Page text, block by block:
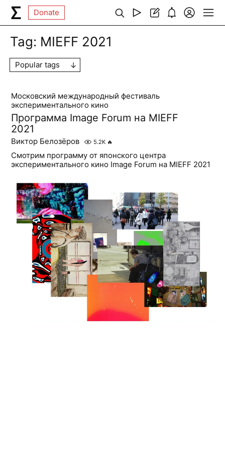
Donate
Tag: MIEFF 2021
Popular tags
Московский международный фестиваль
экспериментального кино
Программа Image Forum на MIEFF
2021
Виктор Белозёров 5.2K 🔥
Смотрим программу от японского центра
экспериментального кино Image Forum на MIEFF 2021